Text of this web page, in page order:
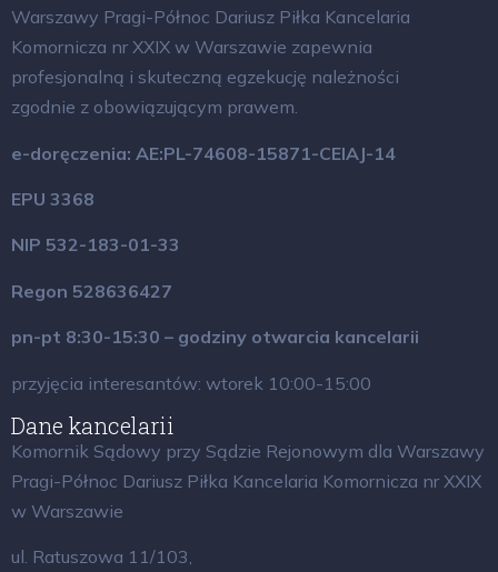
Warszawy Pragi-Północ Dariusz Piłka Kancelaria
Komornicza nr XXIX w Warszawie zapewnia
profesjonalną i skuteczną egzekucję należności
zgodnie z obowiązującym prawem.
e-doręczenia: AE:PL-74608-15871-CEIAJ-14
EPU 3368
NIP 532-183-01-33
Regon 528636427
pn-pt 8:30-15:30 – godziny otwarcia kancelarii
przyjęcia interesantów: wtorek 10:00-15:00
Dane kancelarii
Komornik Sądowy przy Sądzie Rejonowym dla Warszawy
Pragi-Północ Dariusz Piłka Kancelaria Komornicza nr XXIX
w Warszawie
ul. Ratuszowa 11/103,